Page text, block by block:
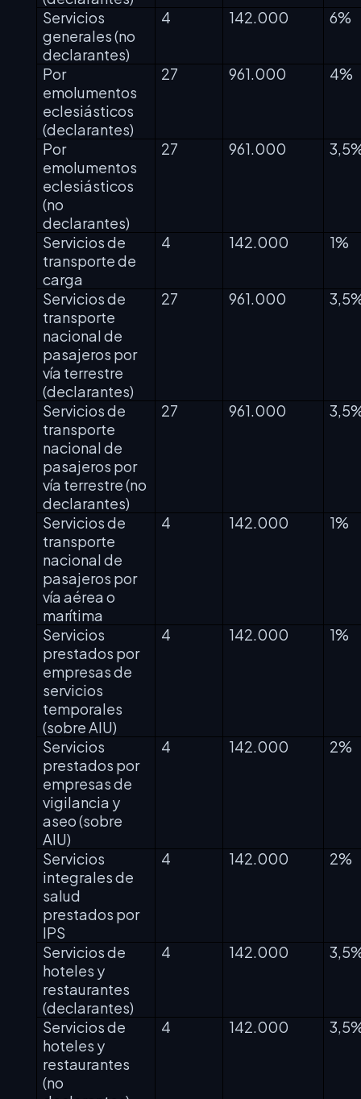
Servicios
generales (no
declarantes)
4 142.000 6%
Por
emolumentos
eclesiásticos
(declarantes)
27 961.000 4%
Por
emolumentos
eclesiásticos
(no
declarantes)
27 961.000
Servicios de
transporte de
carga
4 142.000 1%
Servicios de
transporte
nacional de
pasajeros por
vía terrestre
(declarantes)
27 961.000
Servicios de
transporte
nacional de
pasajeros por
vía terrestre (no
declarantes)
27 961.000
Servicios de
transporte
nacional de
pasajeros por
vía aérea o
marítima
4 142.000 1%
Servicios
prestados por
empresas de
servicios
temporales
(sobre AIU)
4 142.000 1%
Servicios
prestados por
empresas de
vigilancia y
aseo (sobre
AIU)
4 142.000 2%
Servicios
integrales de
salud
prestados por
IPS
4 142.000 2%
Servicios de
hoteles y
restaurantes
(declarantes)
4 142.000
Servicios de
hoteles y
restaurantes
(no
4 142.000